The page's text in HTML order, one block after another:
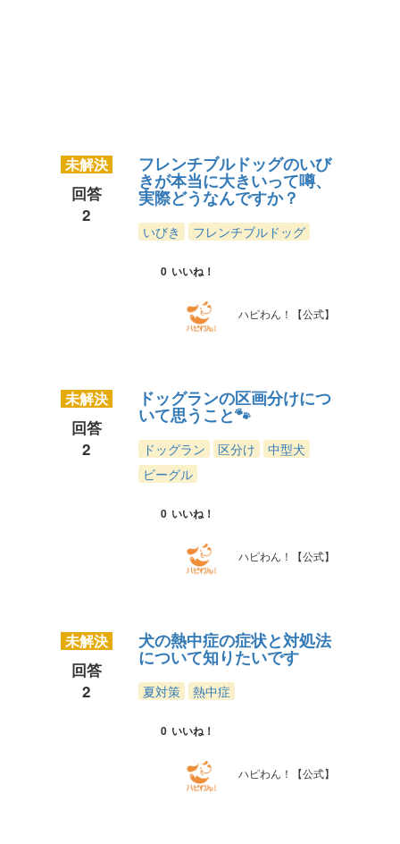
未解決
回答
2
フレンチブルドッグのいび
きが本当に大きいって噂、
実際どうなんですか？
いびき フレンチブルドッグ
0 いいね！
ハピわん！【公式】
未解決
回答
2
ドッグランの区画分けにつ
いて思うこと🐾
ドッグラン 区分け
中型犬
ビーグル
0 いいね！
ハピわん！【公式】
未解決
回答
2
犬の熱中症の症状と対処法
について知りたいです
夏対策 熱中症
0 いいね！
ハピわん！【公式】